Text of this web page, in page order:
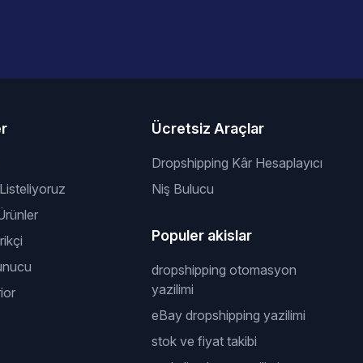
Ücretsiz Araçlar
Dropshipping Kâr Hesaplayıcı
Niş Bulucu
Populer akislar
dropshipping otomasyon
yazilimi
eBay dropshipping yazilimi
stok ve fiyat takibi